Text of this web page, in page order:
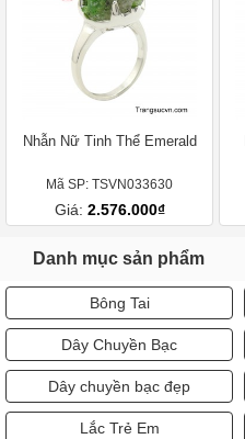
Nhẫn Nữ Tinh Thể Emerald
Mã SP: TSVN033630
Giá: 2.576.000₫
Danh mục sản phẩm
Bông Tai
Dây Chuyền Bạc
Dây chuyền bạc đẹp
Lắc Trẻ Em